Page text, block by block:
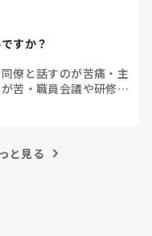
すか？
同僚と話すのが苦痛 ・ 主
苦 ・ 職員会議や研修場
)
と見る